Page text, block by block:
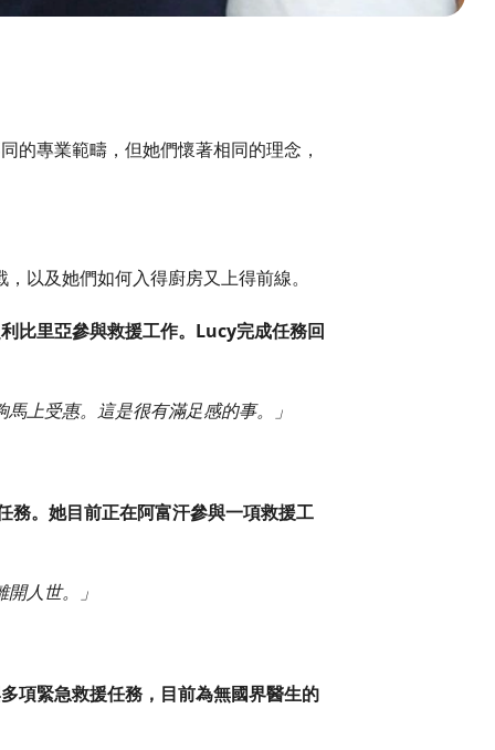
的專業範疇，但她們懷著相同的理念，
以及她們如何入得廚房又上得前線。
比里亞參與救援工作。Lucy完成任務回
上受惠。這是很有滿足感的事。」
務。她目前正在阿富汗參與一項救援工
人世。」
項緊急救援任務，目前為無國界醫生的